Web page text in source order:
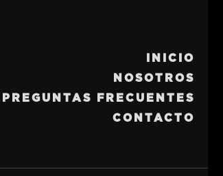
INICIO
NOSOTROS
PREGUNTAS FRECUENTES
CONTACTO